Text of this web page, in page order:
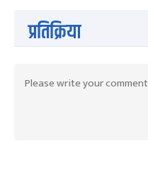
प्रतिक्रिया